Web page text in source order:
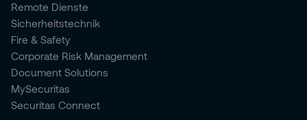
Remote Dienste
Sicherheitstechnik
Fire & Safety
Corporate Risk Management
Document Solutions
MySecuritas
Securitas Connect